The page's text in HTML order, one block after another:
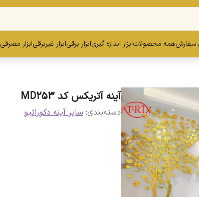
سفارشهمه محصولاتابزار اندازه گیریابزار برقیابزار غیربرقیابزار مصرفی
آینه آتریکس کد MD253
دسته‌بندی: سایر آینه دکوراتیو